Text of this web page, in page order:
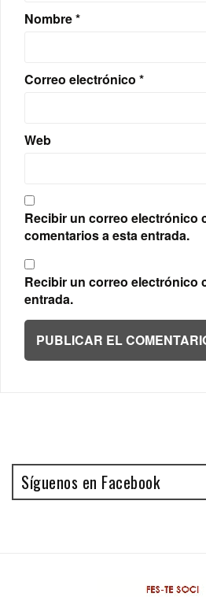
Nombre*
Correo electrónico *
Web
Recibir un correo electrónico
comentarios a esta entrada.
Recibir un correo electrónico
entrada.
Síguenos en Facebook